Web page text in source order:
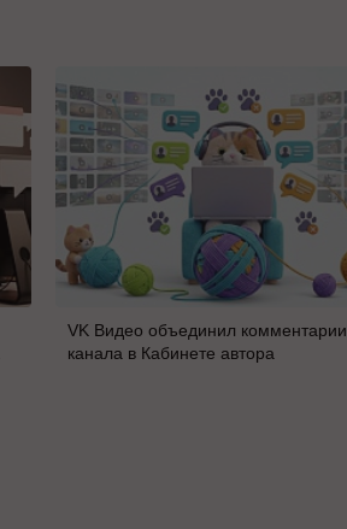
VK Видео объединил комментарии
канала в Кабинете автора